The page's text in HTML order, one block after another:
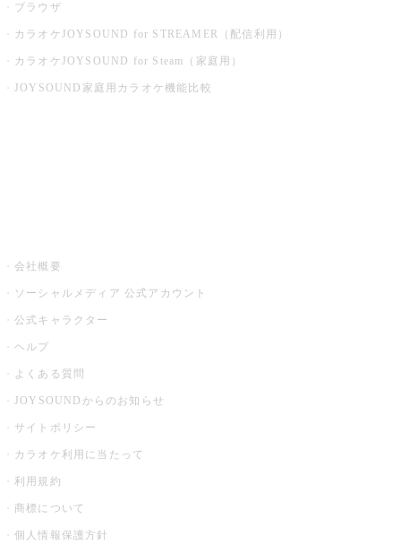
ブラウザ
カラオケJOYSOUND for STREAMER（配信利用）
カラオケJOYSOUND for Steam（家庭用）
JOYSOUND家庭用カラオケ機能比較
会社概要
ソーシャルメディア 公式アカウント
公式キャラクター
ヘルプ
よくある質問
JOYSOUNDからのお知らせ
サイトポリシー
カラオケ利用に当たって
利用規約
商標について
個人情報保護方針